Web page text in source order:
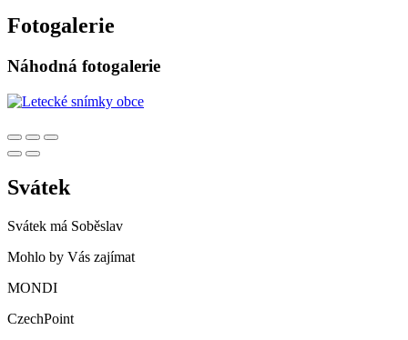
Fotogalerie
Náhodná fotogalerie
Svátek
Svátek má Soběslav
Mohlo by Vás zajímat
MONDI
CzechPoint